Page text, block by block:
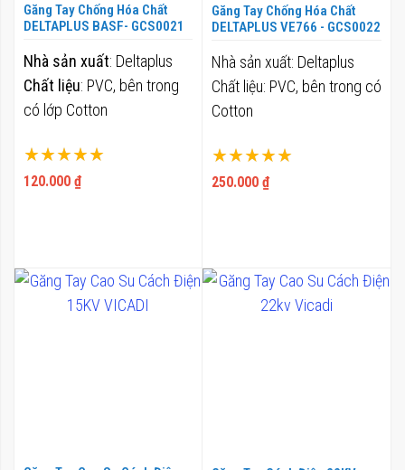
Găng Tay Chống Hóa Chất
DELTAPLUS BASF- GCS0021
Xếp hạng:
100%
120.000 ₫
Nhà sản xuất: Deltaplus
Chất liệu: PVC, bên trong
có lớp Cotton
Găng Tay Chống Hóa Chất
DELTAPLUS VE766 - GCS0022
Xếp hạng:
100%
250.000 ₫
Nhà sản xuất: Deltaplus
Chất liệu: PVC, bên trong có
Cotton